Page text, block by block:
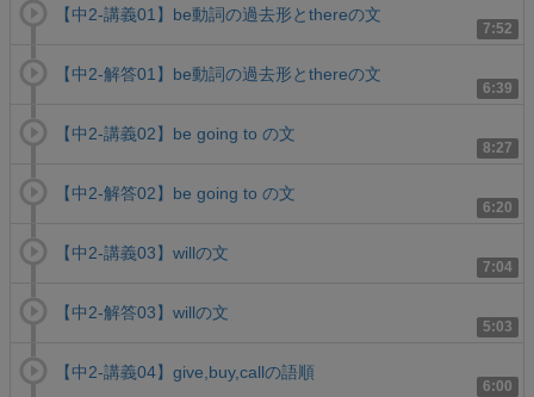
7:52
【中2-講義01】be動詞の過去形とthereの文
6:39
【中2-解答01】be動詞の過去形とthereの文
8:27
【中2-講義02】be going to の文
6:20
【中2-解答02】be going to の文
7:04
【中2-講義03】willの文
5:03
【中2-解答03】willの文
6:00
【中2-講義04】give,buy,callの語順